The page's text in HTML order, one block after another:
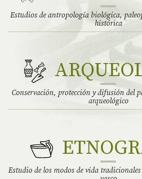
Estudios de antropología biológica,
histórica
Conservación, protección y difusión del
arqueológico
Estudio de los modos de vida